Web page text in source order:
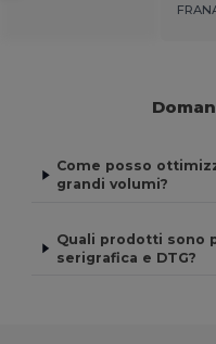
Come posso
grandi volumi?
Quali prodotti sono
serigrafica e DTG?